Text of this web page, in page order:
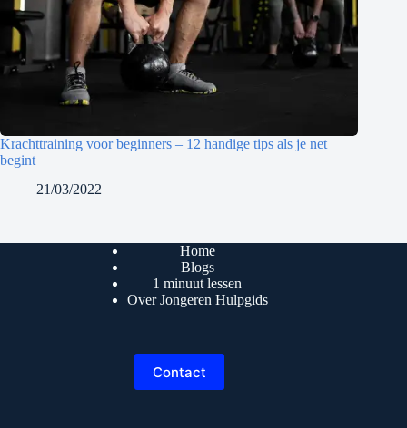
Krachttraining voor beginners – 12 handige tips als je net
begint
21/03/2022
Home
Blogs
1 minuut lessen
Over Jongeren Hulpgids
Contact